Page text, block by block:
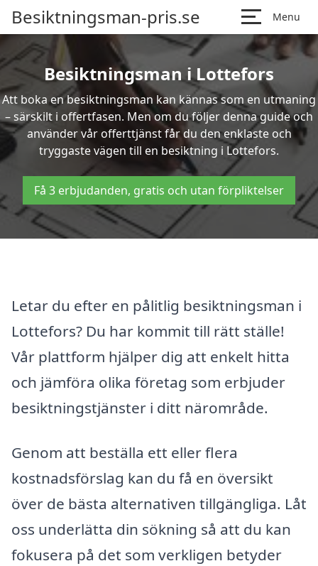
Besiktningsman-pris.se Menu
Besiktningsman i Lottefors
Att boka en besiktningsman kan kännas som en utmaning
– särskilt i offertfasen. Men om du följer denna guide och
använder vår offerttjänst får du den enklaste och
tryggaste vägen till en besiktning i Lottefors.
Få 3 erbjudanden, gratis och utan förpliktelser
Letar du efter en pålitlig besiktningsman i
Lottefors? Du har kommit till rätt ställe!
Vår plattform hjälper dig att enkelt hitta
och jämföra olika företag som erbjuder
besiktningstjänster i ditt närområde.
Genom att beställa ett eller flera
kostnadsförslag kan du få en översikt
över de bästa alternativen tillgängliga. Låt
oss underlätta din sökning så att du kan
fokusera på det som verkligen betyder